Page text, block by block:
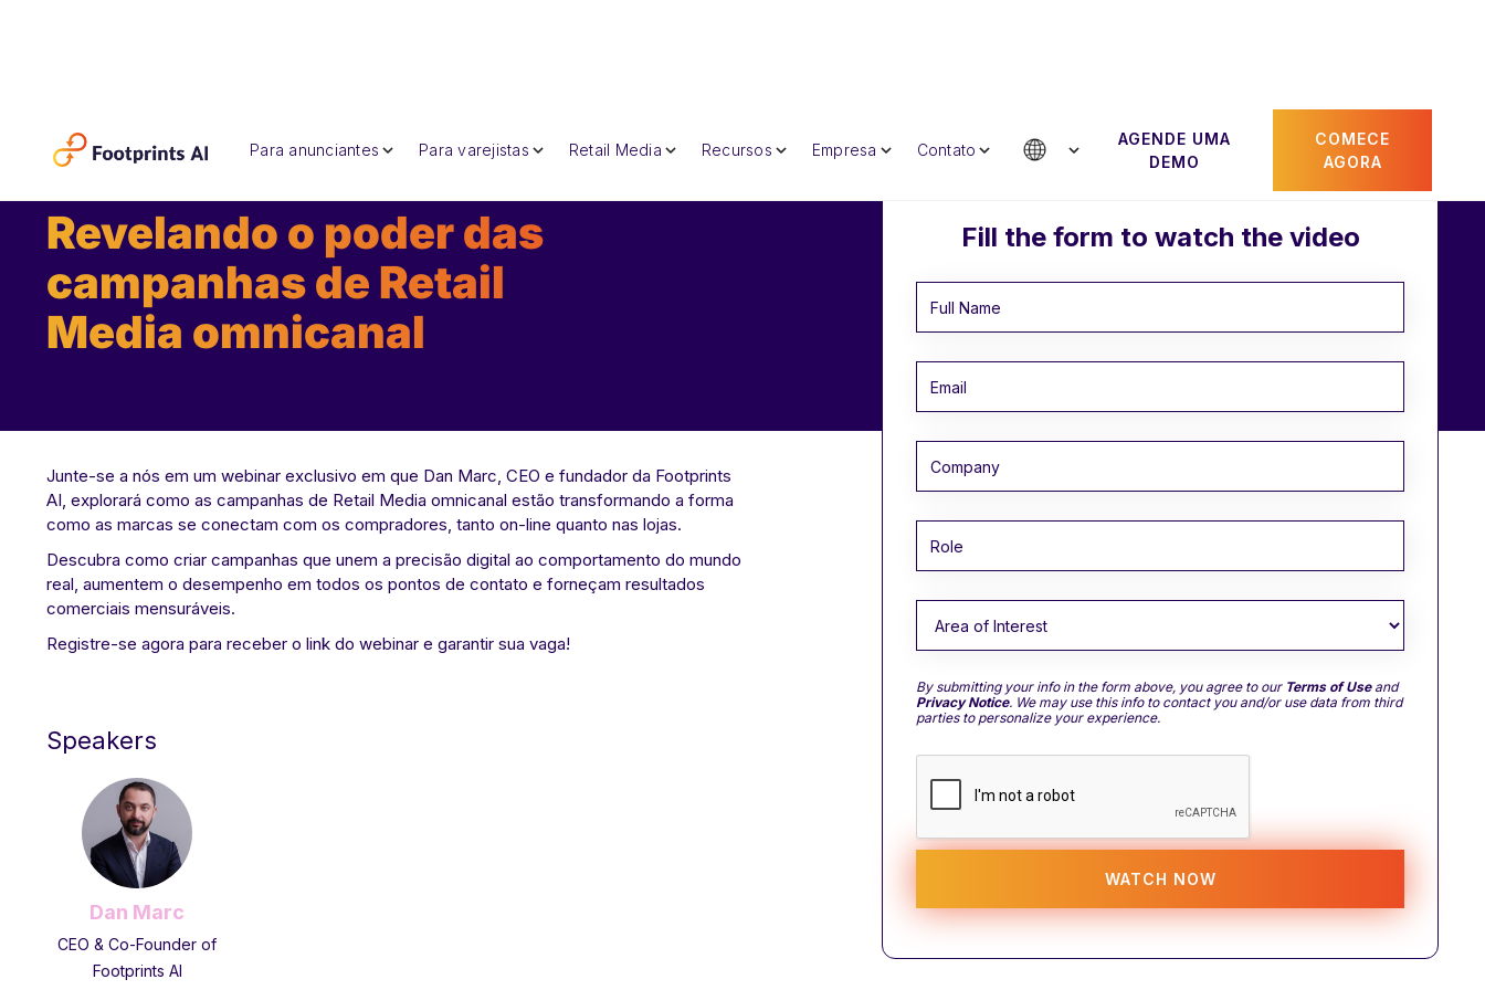
Para anunciantes Para varejistas Retail Media Recursos Empresa Contato
AGENDE UMA
DEMO
COMECE
AGORA
Join Our Webinar:
Revelando o poder das
campanhas de Retail
Media omnicanal
Junte-se a nós em um webinar exclusivo em que Dan Marc, CEO e fundador da Footprints
AI, explorará como as campanhas de Retail Media omnicanal estão transformando a forma
como as marcas se conectam com os compradores, tanto on-line quanto nas lojas.
Descubra como criar campanhas que unem a precisão digital ao comportamento do mundo
real, aumentem o desempenho em todos os pontos de contato e forneçam resultados
comerciais mensuráveis.
Registre-se agora para receber o link do webinar e garantir sua vaga!
Speakers
Dan Marc
CEO & Co-Founder of
Footprints AI
Fill the form to watch the video
By submitting your info in the form above, you agree to our Terms of Useand
Privacy Notice. We may use this info to contact you and/or use data from third
parties to personalize your experience.